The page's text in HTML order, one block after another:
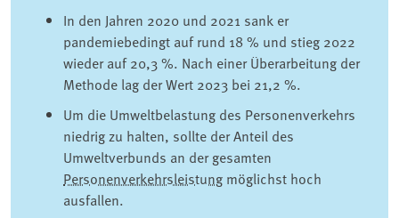
In den Jahren 2020 und 2021 sank er
pandemiebedingt auf rund 18 % und stieg 2022
wieder auf 20,3 %. Nach einer Überarbeitung der
Methode lag der Wert 2023 bei 21,2 %.
Um die Umweltbelastung des Personenverkehrs
niedrig zu halten, sollte der Anteil des
Umweltverbunds an der gesamten
Personenverkehrsleistung möglichst hoch
ausfallen.